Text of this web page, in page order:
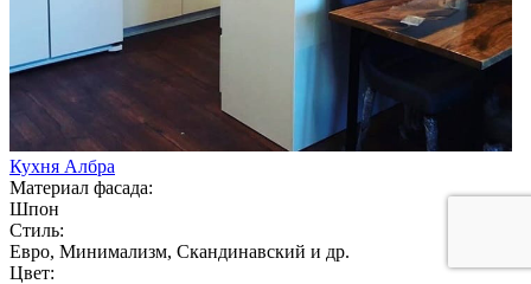
Кухня Албра
Материал фасада:
Шпон
Стиль:
Евро, Минимализм, Скандинавский и др.
Цвет: